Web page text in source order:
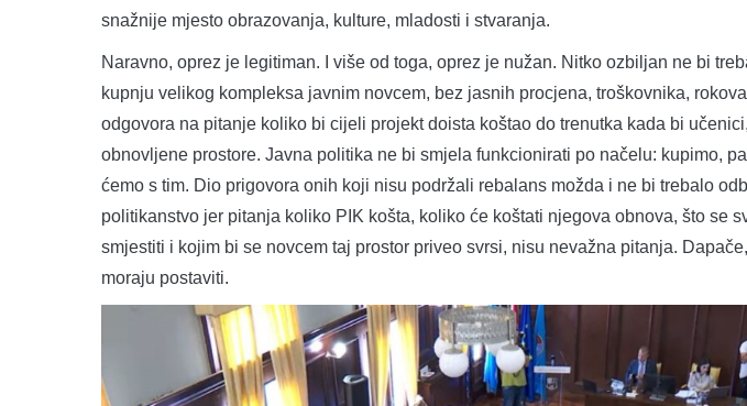
snažnije mjesto obrazovanja, kulture, mladosti i stvaranja.
Naravno, oprez je legitiman. I više od toga, oprez je nužan. Nitko ozbiljan ne bi
kupnju velikog kompleksa javnim novcem, bez jasnih procjena, troškovnika,
odgovora na pitanje koliko bi cijeli projekt doista koštao do trenutka kada bi
obnovljene prostore. Javna politika ne bi smjela funkcionirati po načelu: kupimo,
ćemo s tim. Dio prigovora onih koji nisu podržali rebalans možda i ne bi trebalo
politikanstvo jer pitanja koliko PIK košta, koliko će koštati njegova obnova, što se
smjestiti i kojim bi se novcem taj prostor priveo svrsi, nisu nevažna pitanja.
moraju postaviti.